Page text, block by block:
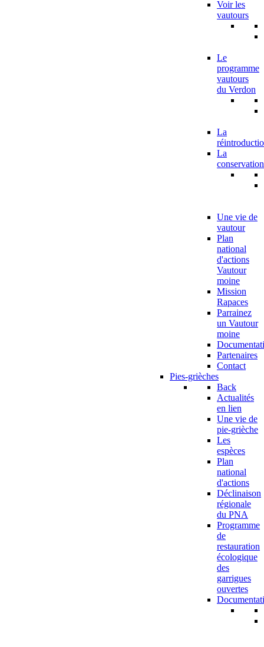
Voir les
vautours
Le
programme
vautours
du Verdon
La
La
conservation
Une vie de
vautour
Plan
national
d'actions
Vautour
moine
Mission
Rapaces
Parrainez
un Vautour
moine
Partenaires
Contact
Pies-grièches
Back
Actualités
en lien
Une vie de
pie-grièche
Les
espèces
Plan
national
d'actions
Déclinaison
régionale
du PNA
Programme
de
restauration
écologique
des
garrigues
ouvertes